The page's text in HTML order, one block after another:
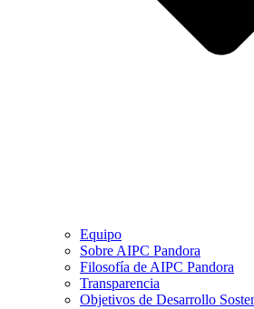
Equipo
Sobre AIPC Pandora
Filosofía de AIPC Pandora
Transparencia
Objetivos de Desarrollo